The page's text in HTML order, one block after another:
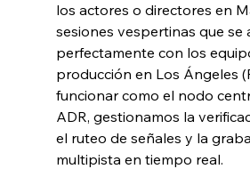
los actores o directores en
sesiones vespertinas que se
perfectamente con los
producción en Los Ángeles
funcionar como el nodo
ADR, gestionamos la
el ruteo de señales y la
multipista en tiempo real.